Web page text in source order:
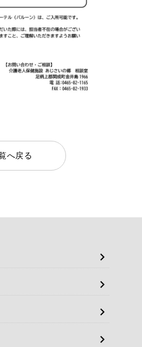
宅介護 リバーサイ
へ戻る
chevron_right
chevron_right
chevron_right
chevron_right